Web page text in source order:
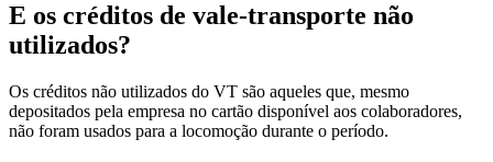
E os créditos de vale-transporte não
utilizados?
Os créditos não utilizados do VT são aqueles que, mesmo
depositados pela empresa no cartão disponível aos colaboradores,
não foram usados para a locomoção durante o período.